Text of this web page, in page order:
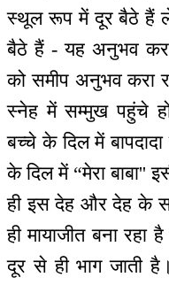
स्थूल रूप में दूर बैठे हैं
बैठे हैं - यह अनुभव
को समीप अनुभव करा
स्नेह में सम्मुख पहुंचे
बच्चे के दिल में
के दिल में “मेरा बाबा''
ही इस देह और देह के
ही मायाजीत बना रहा
दूर से ही भाग जाती